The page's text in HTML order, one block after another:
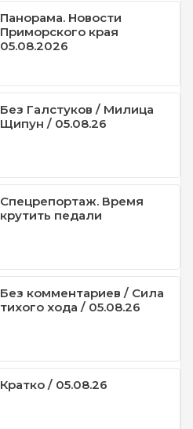
Панорама. Новости
Приморского края
05.08.2026
Без Галстуков / Милица
Щипун / 05.08.26
Спецрепортаж. Время
крутить педали
Без комментариев / Сила
тихого хода / 05.08.26
Кратко / 05.08.26